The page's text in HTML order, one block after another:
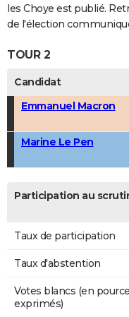
FORUM
Bricolage
Lifestyle
Culture
Sport
Auto
Television
Voyage
Cinema
les Choye est publié.
de l'élection
TOUR 2
Candidat
Emmanuel Macron
Marine Le Pen
Participation au
Taux de participation
Taux d'abstention
Votes blancs (en
exprimés)